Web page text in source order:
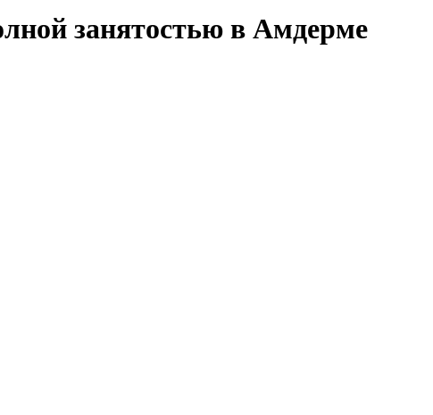
занятостью в Амдерме